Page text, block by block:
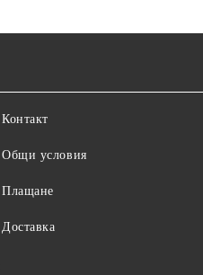
Контакт
Общи условия
Плащане
Доставка